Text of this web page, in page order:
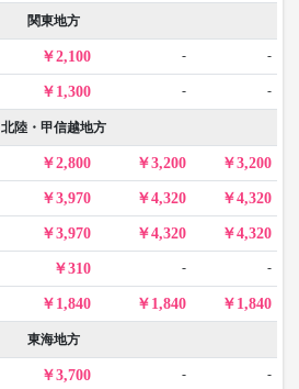
関東地方
2,100 - -
1,300 - -
北陸・甲信越地方
2,800 3,200 3,200
3,970 4,320 4,320
3,970 4,320 4,320
310 - -
1,840 1,840 1,840
東海地方
3,700 - -